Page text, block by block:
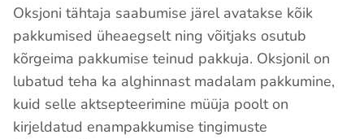
Oksjoni tähtaja saabumise järel avatakse kõik
pakkumised üheaegselt ning võitjaks osutub
kõrgeima pakkumise teinud pakkuja. Oksjonil on
lubatud teha ka alghinnast madalam pakkumine,
kuid selle aktsepteerimine müüja poolt on
kirjeldatud enampakkumise tingimuste